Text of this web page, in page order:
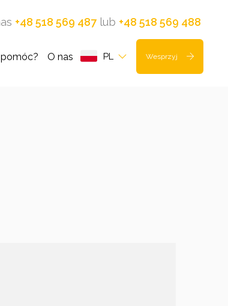
+48 518 569 487lub +48 518 569 488
pomóc? O nas PL Wesprzyj